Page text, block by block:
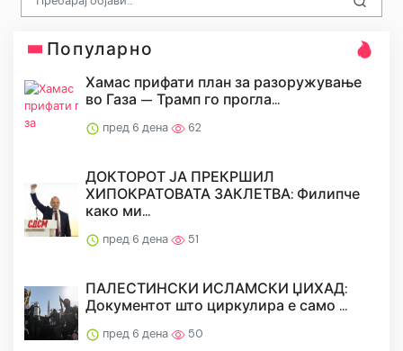
Популарно
Хамас прифати план за разоружување
во Газа — Трамп го прогла...
пред 6 дена 62
ДОКТОРОТ ЈА ПРЕКРШИЛ
ХИПОКРАТОВАТА ЗАКЛЕТВА: Филипче
како ми...
пред 6 дена 51
ПАЛЕСТИНСКИ ИСЛАМСКИ ЏИХАД:
Документот што циркулира е само ...
пред 6 дена 50